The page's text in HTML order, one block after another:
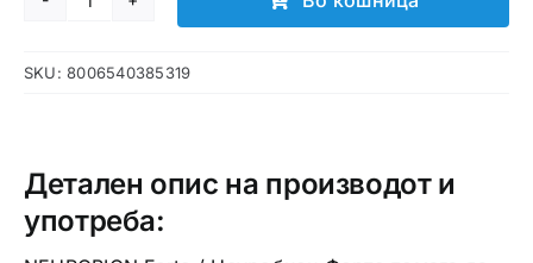
NEUROBION
таблети
SKU:8006540385319
Детален опис на производот и
употреба: